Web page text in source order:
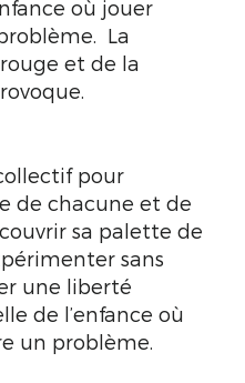
où jouer
La
et de la
pour
de chacune et de
sa palette de
sans
une liberté
de l’enfance où
un problème.